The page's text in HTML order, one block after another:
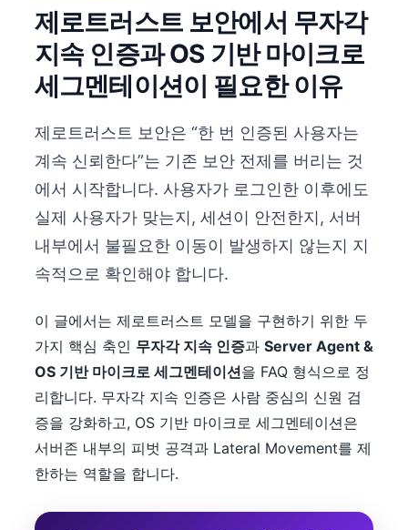
제로트러스트 보안에서 무자각
지속 인증과 OS 기반 마이크로
세그멘테이션이 필요한 이유
제로트러스트 보안은 “한 번 인증된 사용자는
계속 신뢰한다”는 기존 보안 전제를 버리는 것
에서 시작합니다. 사용자가 로그인한 이후에도
실제 사용자가 맞는지, 세션이 안전한지, 서버
내부에서 불필요한 이동이 발생하지 않는지 지
속적으로 확인해야 합니다.
이 글에서는 제로트러스트 모델을 구현하기 위한 두
가지 핵심 축인 무자각 지속 인증과 Server Agent &
OS 기반 마이크로 세그멘테이션을 FAQ 형식으로 정
리합니다. 무자각 지속 인증은 사람 중심의 신원 검
증을 강화하고, OS 기반 마이크로 세그멘테이션은
서버존 내부의 피벗 공격과 Lateral Movement를 제
한하는 역할을 합니다.